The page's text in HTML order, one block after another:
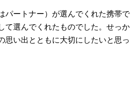
パートナー）が選んでくれた携帯で
て選んでくれたものでした。せっか
思い出とともに大切にしたいと思っ